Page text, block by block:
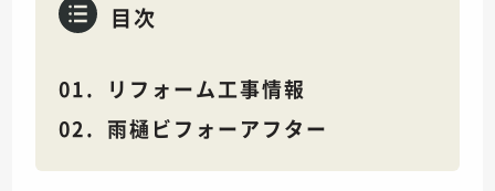
目次
リフォーム工事情報
雨樋ビフォーアフター